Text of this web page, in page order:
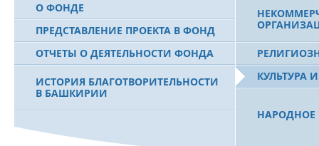
О ФОНДЕ
ПРЕДСТАВЛЕНИЕ ПРОЕКТА В ФОНД
ОТЧЕТЫ О ДЕЯТЕЛЬНОСТИ ФОНДА
ИСТОРИЯ БЛАГОТВОРИТЕЛЬНОСТИ
В БАШКИРИИ
МУРТАЗЕ РАХИМОВЕ
КУЛЬТУРА
НАРОДНОЕ